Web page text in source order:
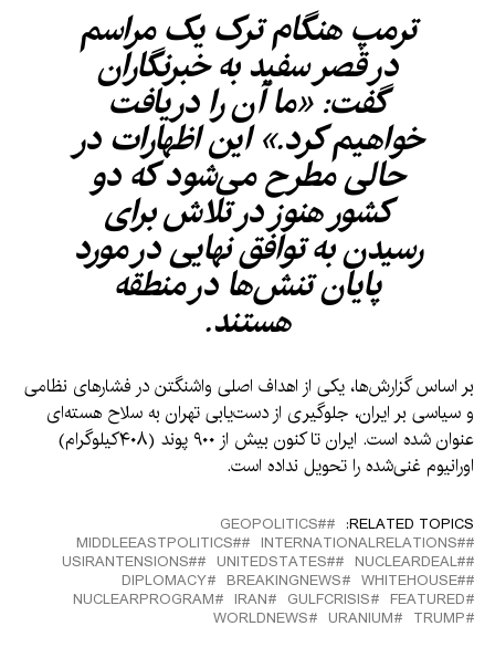
ترمپ هنگام ترک یک مراسم
در قصر سفید به خبرنگاران
گفت: «ما آن را دریافت
خواهیم کرد.» این اظهارات در
حالی مطرح می‌شود که دو
کشور هنوز در تلاش برای
رسیدن به توافق نهایی در مورد
پایان تنش‌ها در منطقه
هستند.
بر اساس گزارش‌ها، یکی از اهداف اصلی واشنگتن در فشارهای نظامی
و سیاسی بر ایران، جلوگیری از دست‌یابی تهران به سلاح هسته‌ای
عنوان شده است. ایران تا کنون بیش از ۹۰۰ پوند (۴۰۸کیلوگرام)
اورانیوم غنی‌شده را تحویل نداده است.
RELATED TOPICS:
#GEOPOLITICS
#INTERNATIONALRELATIONS
#MIDDLEEASTPOLITICS
#NUCLEARDEAL
#UNITEDSTATES
#USIRANTENSIONS
#WHITEHOUSE
BREAKINGNEWS
DIPLOMACY
FEATURED
GULFCRISIS
IRAN
NUCLEARPROGRAM
TRUMP
URANIUM
WORLDNEWS